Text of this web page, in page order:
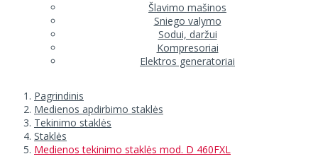
Šlavimo mašinos
Sniego valymo
Sodui, daržui
Kompresoriai
Elektros generatoriai
Pagrindinis
Medienos apdirbimo staklės
Tekinimo staklės
Staklės
Medienos tekinimo staklės mod. D 460FXL